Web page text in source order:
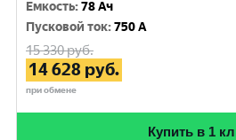
Емкость:78 Ач
Пусковой ток:750 A
15 330руб.
14 628 руб.
при обмене
Купить в 1